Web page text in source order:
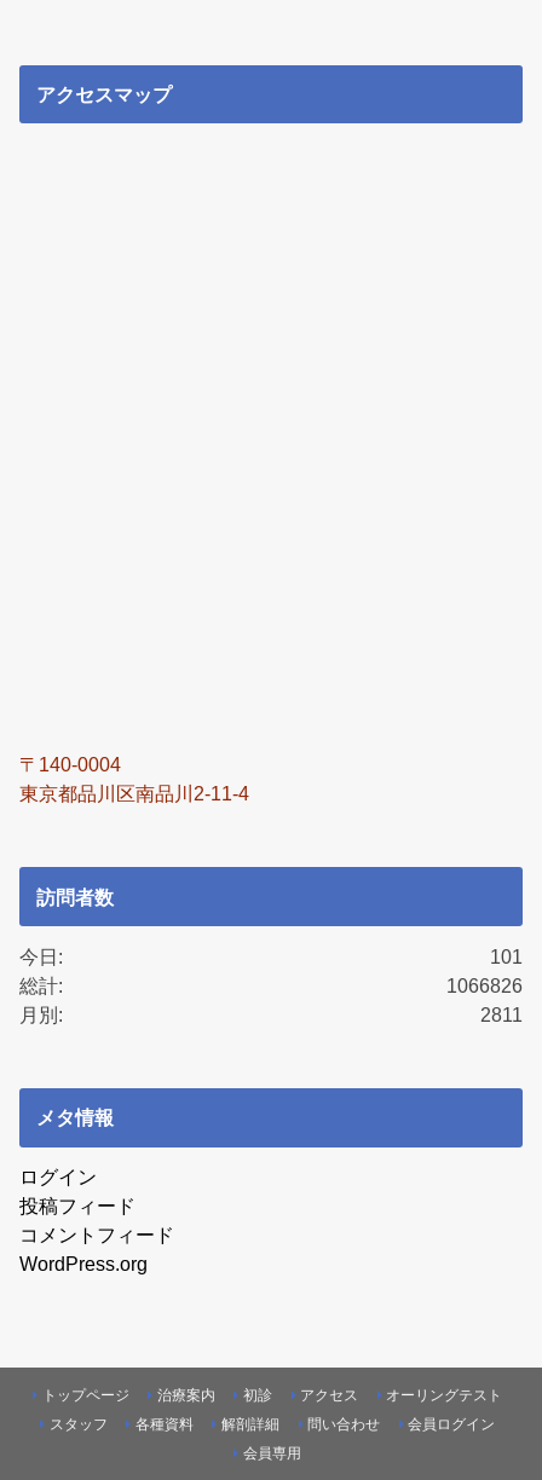
アクセスマップ
〒140-0004
東京都品川区南品川2-11-4
訪問者数
101
今日:
1066826
総計:
2811
月別:
メタ情報
ログイン
投稿フィード
コメントフィード
WordPress.org
トップページ 治療案内 初診 アクセス
オーリングテスト
スタッフ
各種資料 解剖詳細 問い合わせ
会員ログイン
会員専用